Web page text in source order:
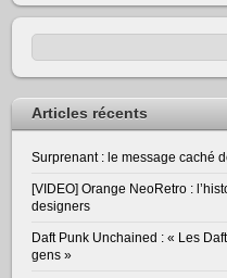
Articles récents
Surprenant : le message caché
[VIDEO] Orange NeoRetro :
designers
Daft Punk Unchained : « Les
gens »